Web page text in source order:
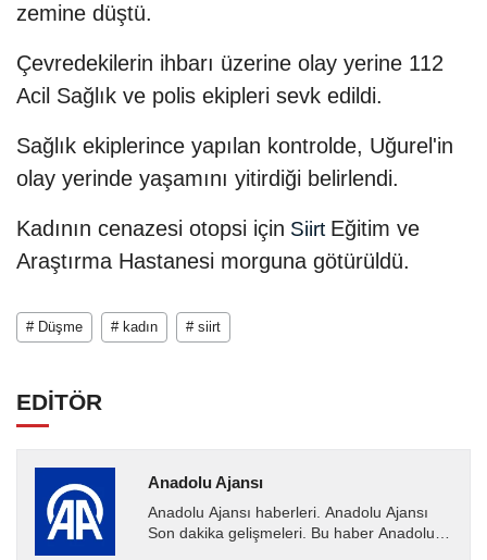
zemine düştü.
Çevredekilerin ihbarı üzerine olay yerine 112
Acil Sağlık ve polis ekipleri sevk edildi.
Sağlık ekiplerince yapılan kontrolde, Uğurel'in
olay yerinde yaşamını yitirdiği belirlendi.
Kadının cenazesi otopsi için Siirt Eğitim ve
Araştırma Hastanesi morguna götürüldü.
# Düşme # kadın # siirt
EDİTÖR
Anadolu Ajansı
Anadolu Ajansı haberleri. Anadolu Ajansı
Son dakika gelişmeleri. Bu haber Anadolu